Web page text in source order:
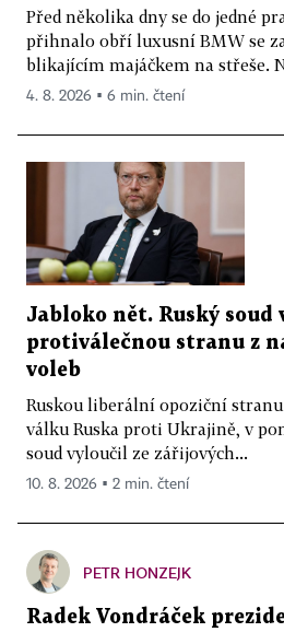
Před několika dny se do jedné
přihnalo obří luxusní BMW se
blikajícím majáčkem na střeše.
4. 8. 2026 ▪ 6 min. čtení
Jabloko nět. Ruský
protiválečnou stranu z
voleb
Ruskou liberální opoziční
válku Ruska proti Ukrajině, v
soud vyloučil ze zářijových...
10. 8. 2026 ▪ 2 min. čtení
PETR HONZEJK
Radek Vondráček